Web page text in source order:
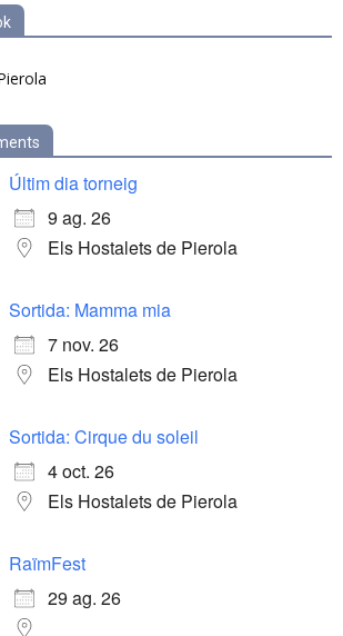
Últim dia torneig
9 ag. 26
Els Hostalets de Pierola
Sortida: Mamma mia
7 nov. 26
Els Hostalets de Pierola
Sortida: Cirque du soleil
4 oct. 26
Els Hostalets de Pierola
RaïmFest
29 ag. 26